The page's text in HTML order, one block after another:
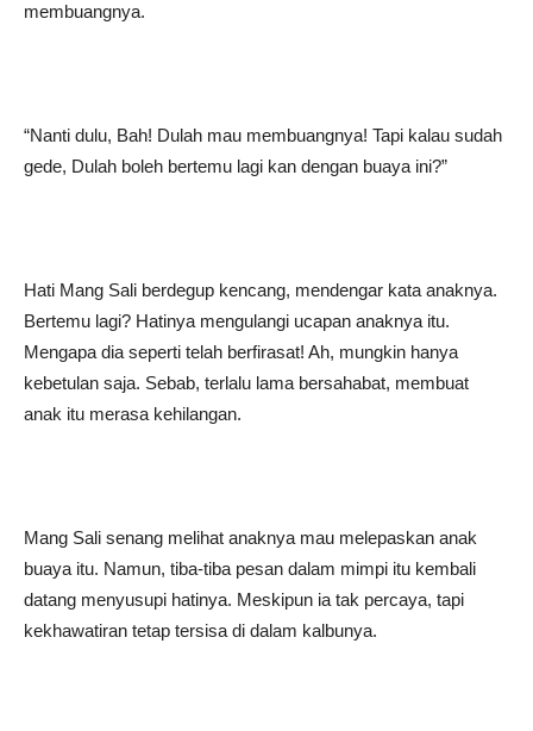
membuangnya.
“Nanti dulu, Bah! Dulah mau membuangnya! Tapi kalau sudah
gede, Dulah boleh bertemu lagi kan dengan buaya ini?”
Hati Mang Sali berdegup kencang, mendengar kata anaknya.
Bertemu lagi? Hatinya mengulangi ucapan anaknya itu.
Mengapa dia seperti telah berfirasat! Ah, mungkin hanya
kebetulan saja. Sebab, terlalu lama bersahabat, membuat
anak itu merasa kehilangan.
Mang Sali senang melihat anaknya mau melepaskan anak
buaya itu. Namun, tiba-tiba pesan dalam mimpi itu kembali
datang menyusupi hatinya. Meskipun ia tak percaya, tapi
kekhawatiran tetap tersisa di dalam kalbunya.